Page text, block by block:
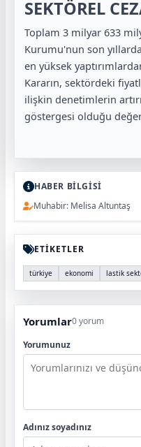
SEKTÖREL
Toplam 3 milyar 633
Kurumu'nun son
en yüksek
Kararın, sektördeki
ilişkin denetimlerin
göstergesi olduğu
HABER BİLGİSİ
Muhabir: Melisa Altuntaş
ETİKETLER
türkiye ekonomi lastik
Yorumlar0 yorum
Yorumunuz
Adınız soyadınız